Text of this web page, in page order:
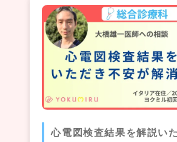
心電図検査結果を解説い